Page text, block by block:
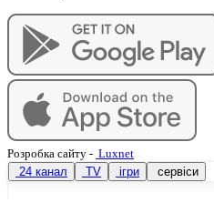
Розробка сайту - Luxnet
24 канал
TV ігри сервіси